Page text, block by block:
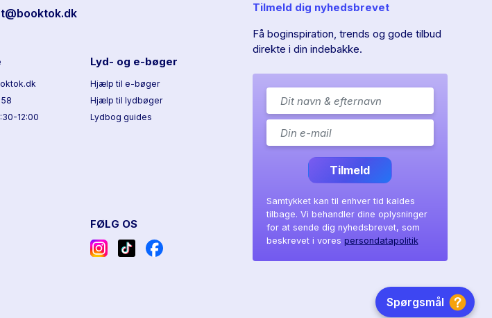
12:00
Lyd- og e-bøger
Hjælp til e-bøger
Hjælp til lydbøger
Lydbog guides
FØLG OS
Tilmeld dig nyhedsbrevet
Få boginspiration, trends og gode tilbud
direkte i din indebakke.
Tilmeld
Samtykket kan til enhver tid kaldes
tilbage. Vi behandler dine oplysninger
for at sende dig nyhedsbrevet, som
beskrevet i vores persondatapolitik